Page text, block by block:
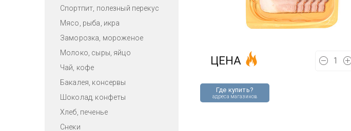
Спортпит, полезный перекус
Мясо, рыба, икра
Заморозка, мороженое
Молоко, сыры, яйцо
Чай, кофе
Бакалея, консервы
Шоколад, конфеты
Хлеб, печенье
Снеки
Где купить?
адреса магазинов
ЦЕНА